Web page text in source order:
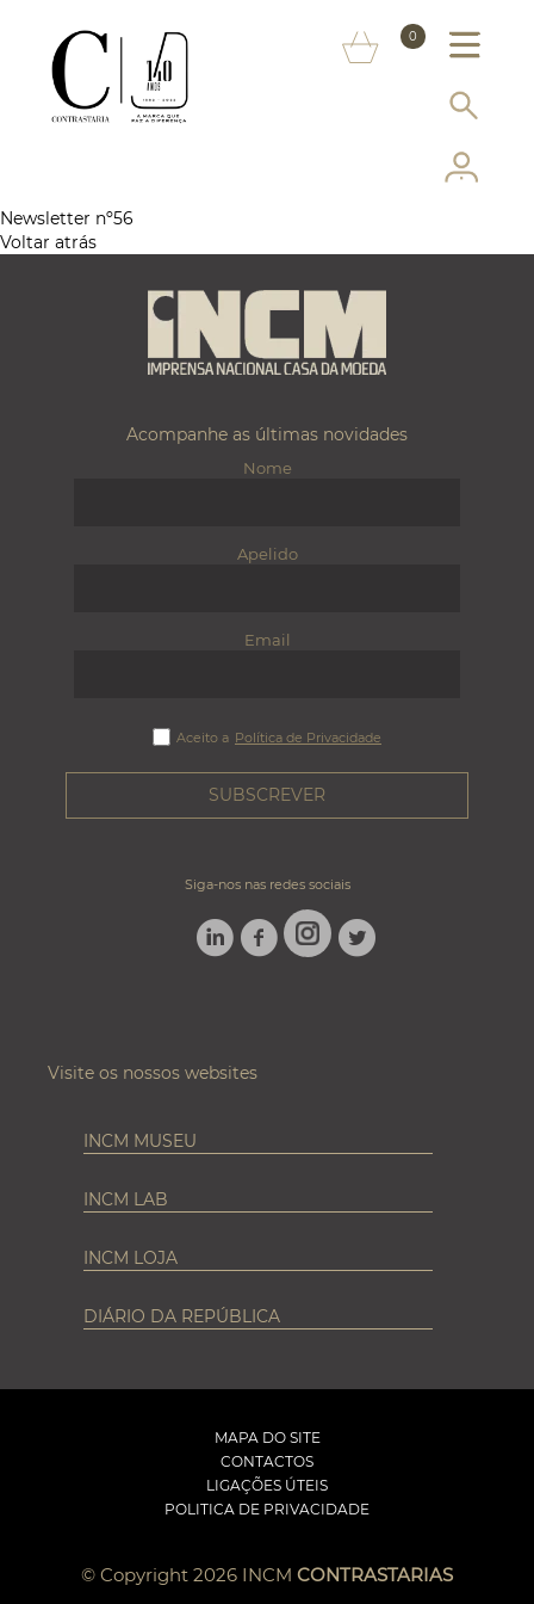
0
INFORMAÇÃO AO CONSUMIDOR
SERVIÇOS
MAIS CONTRASTARIA
LOJA ONLINE
Newsletter nº56
Voltar atrás
Acompanhe as últimas novidades
Nome
Apelido
Email
Aceito a Política de Privacidade
Siga-nos nas redes sociais
LINKEDINFACEBOOK
INSTAGRAM
TWITTER
Visite os nossos websites
INCM MUSEU
INCM LAB
INCM LOJA
DIÁRIO DA REPÚBLICA
MAPA DO SITE
CONTACTOS
LIGAÇÕES ÚTEIS
POLITICA DE PRIVACIDADE
© Copyright 2026 INCM CONTRASTARIAS